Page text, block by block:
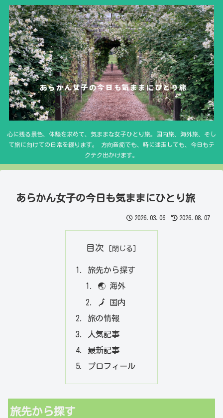
心に残る景色、体験を求めて、気ままな女子ひとり旅。国内旅、海外旅、そし
て旅に向けての日常を綴ります。 方向音痴でも、時に迷走しても、今日もテ
クテク出かけます。
あらかん女子の今日も気ままにひとり旅
2026.03.06 2026.08.07
目次
旅先から探す
🌏 海外
🗾 国内
旅の情報
人気記事
最新記事
プロフィール
旅先から探す